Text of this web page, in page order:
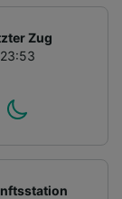
Zug
23:53